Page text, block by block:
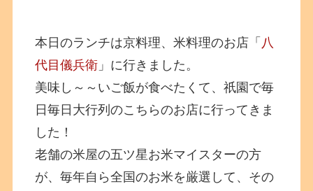
本日のランチは京料理、米料理のお店「 八
代目儀兵衛 」に行きました。
美味し～～いご飯が食べたくて、祇園で毎
日毎日大行列のこちらのお店に行ってきま
した！
老舗の米屋の五ツ星お米マイスターの方
が、毎年自ら全国のお米を厳選して、その